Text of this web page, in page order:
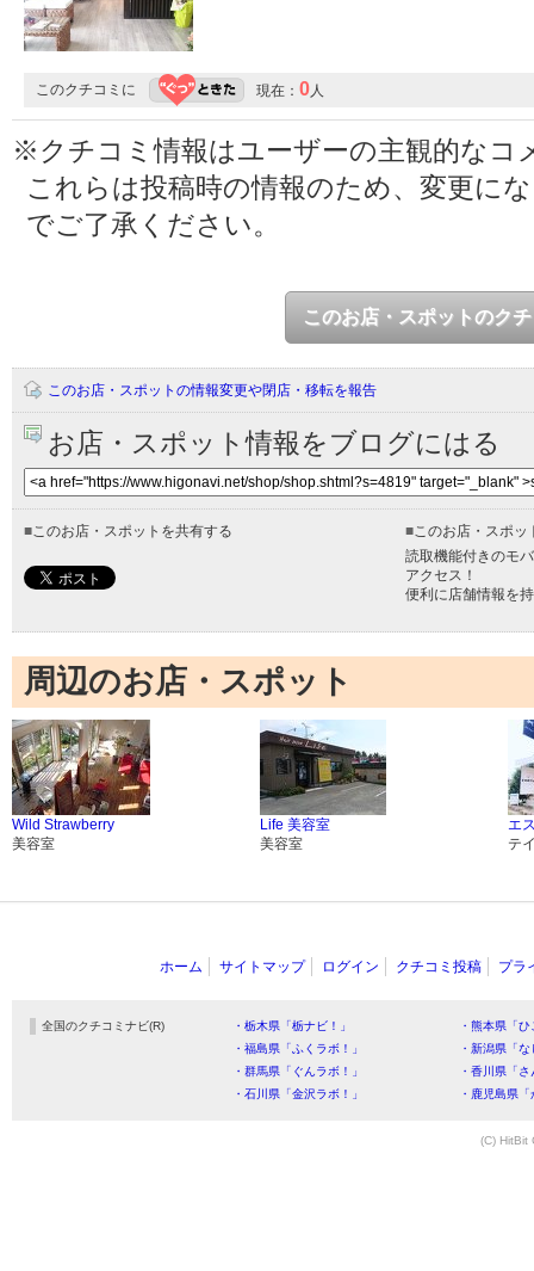
このクチコミに 現在： 0人
※クチコミ情報はユーザーの主観的なコ
これらは投稿時の情報のため、変更に
でご了承ください。
このお店・スポットのク
このお店・スポットの情報変更や閉店・移転を報告
お店・スポット情報をブログにはる
■このお店・スポットを共有する ■このお店・スポッ
読取機能付きのモ
アクセス！
便利に店舗情報を
周辺のお店・スポット
Wild Strawberry
美容室
Life 美容室
美容室
エ
テ
ホーム サイトマップ ログイン クチコミ投稿 プラ
全国のクチコミナビ(R) ・栃木県「栃ナビ！」
・熊本県「
・福島県「ふくラボ！」
・新潟県「
・群馬県「ぐんラボ！」
・香川県「
・石川県「金沢ラボ！」
・鹿児島県
(C) HitBit